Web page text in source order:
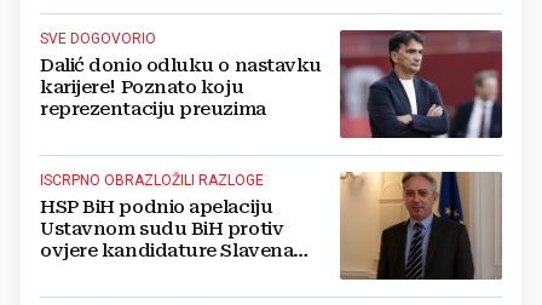
SVE DOGOVORIO
Dalić donio odluku o nastavku
karijere! Poznato koju
reprezentaciju preuzima
ISCRPNO OBRAZLOŽILI RAZLOGE
HSP BiH podnio apelaciju
Ustavnom sudu BiH protiv
ovjere kandidature Slavena